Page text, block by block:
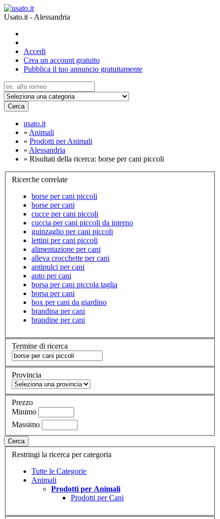
Usato.it - Alessandria
Accedi
Crea un account gratuito
Pubblica il tuo annuncio gratuitamente
Cerca
usato.it
» Animali
» Prodotti per Animali
» Alessandria
» Risultati della ricerca: borse per cani piccoli
Ricerche correlate
borse per cani piccoli
borse per cani
cucce per cani piccoli
cuccia per cani piccoli da interno
guinzaglio per cani piccoli
lettini per cani piccoli
alimentazione per cani
alleva crocchette per cani
antipulci per cani
auto per cani
borsa per cani piccola taglia
borsa per cani
box per cani da giardino
brandina per cani
brandine per cani
Termine di ricerca
Provincia
Prezzo
Minimo
Massimo
Cerca
Restringi la ricerca per categoria
Tutte le Categorie
Animali
Prodotti per Animali
Prodotti per Cani